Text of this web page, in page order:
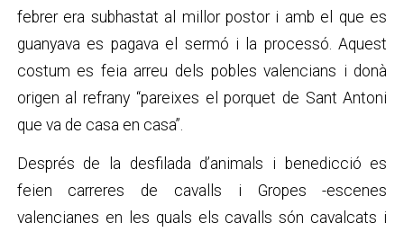
febrer era subhastat al millor postor i amb el que es
guanyava es pagava el sermó i la processó. Aquest
costum es feia arreu dels pobles valencians i donà
origen al refrany “pareixes el porquet de Sant Antoni
que va de casa en casa”.
Després de la desfilada d’animals i benedicció es
feien carreres de cavalls i Gropes -escenes
valencianes en les quals els cavalls són cavalcats i